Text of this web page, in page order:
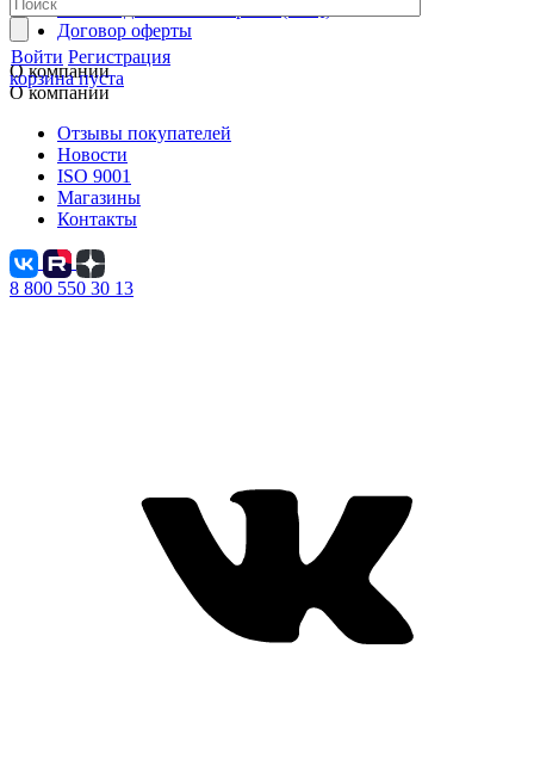
Войти Регистрация
корзина пуста
Договор оферты
О компании
О компании
Отзывы покупателей
Новости
ISO 9001
Магазины
Контакты
8 800 550 30 13